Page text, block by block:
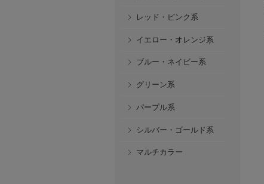
レッド・ピンク系
イエロー・オレンジ系
ブルー・ネイビー系
グリーン系
パープル系
シルバー・ゴールド系
マルチカラー